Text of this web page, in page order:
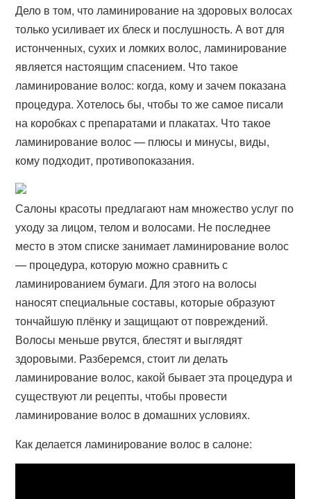
Дело в том, что ламинирование на здоровых волосах
только усиливает их блеск и послушность. А вот для
истонченных, сухих и ломких волос, ламинирование
является настоящим спасением. Что такое
ламинирование волос: когда, кому и зачем показана
процедура. Хотелось бы, чтобы то же самое писали
на коробках с препаратами и плакатах. Что такое
ламинирование волос — плюсы и минусы, виды,
кому подходит, противопоказания.
Салоны красоты предлагают нам множество услуг по
уходу за лицом, телом и волосами. Не последнее
место в этом списке занимает ламинирование волос
— процедура, которую можно сравнить с
ламинированием бумаги. Для этого на волосы
наносят специальные составы, которые образуют
тончайшую плёнку и защищают от повреждений.
Волосы меньше рвутся, блестят и выглядят
здоровыми. Разберемся, стоит ли делать
ламинирование волос, какой бывает эта процедура и
существуют ли рецепты, чтобы провести
ламинирование волос в домашних условиях.
Как делается ламинирование волос в салоне: